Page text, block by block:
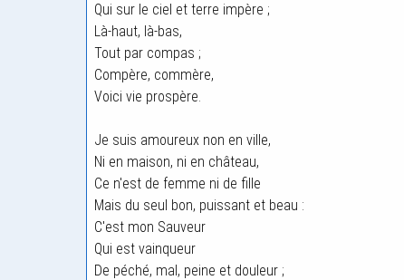
Qui sur le ciel et terre impère ;
Là-haut, là-bas,
Tout par compas ;
Compère, commère,
Voici vie prospère.
Je suis amoureux non en ville,
Ni en maison, ni en château,
Ce n'est de femme ni de fille
Mais du seul bon, puissant et beau :
C'est mon Sauveur
Qui est vainqueur
De péché, mal, peine et douleur ;